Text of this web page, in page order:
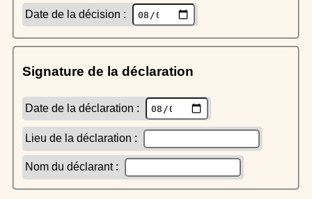
Date de la décision :
Signature de la déclaration
Date de la déclaration :
Lieu de la déclaration :
Nom du déclarant :